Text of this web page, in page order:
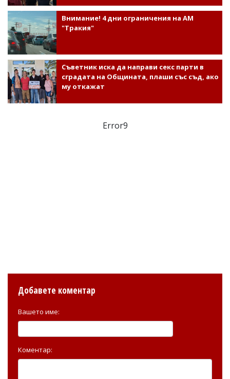
Внимание! 4 дни ограничения на АМ
"Тракия"
Съветник иска да направи секс парти в
сградата на Общината, плаши със съд, ако
му откажат
Error9
Добавете коментар
Вашето име:
Коментар: